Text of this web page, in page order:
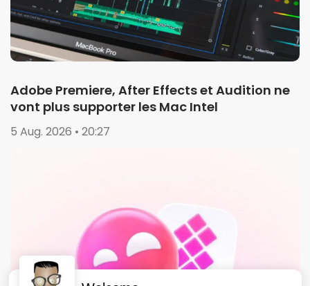
Adobe Premiere, After Effects et Audition ne
vont plus supporter les Mac Intel
5 Aug. 2026 • 20:27